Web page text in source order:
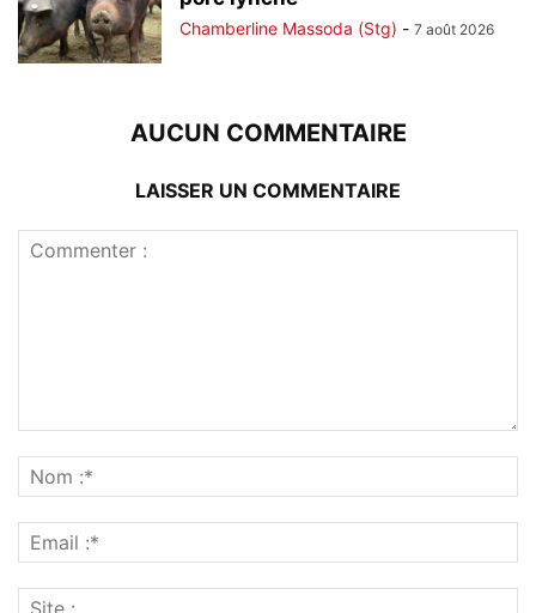
Chamberline Massoda (Stg) - 7 août 2026
AUCUN COMMENTAIRE
LAISSER UN COMMENTAIRE